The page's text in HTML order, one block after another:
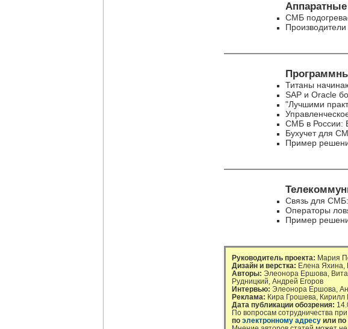
Аппаратные
СМБ
Титаны
SAP и Oracle
"Лучшими
СМБ в России:
Бухучет для
Пример
Связь для
Операторы
Пример
Руководитель проекта: Мария
Дизайн и верстка: Елена Яхина,
Авторы: Элеонора Ершова,
Рудницкий, Андрей Егоров
Интервью: Элеонора Ершова,
Реклама: Кира Грошева,
Дата публикации обозрения:
По вопросам сотрудничества
по электронному адресу или